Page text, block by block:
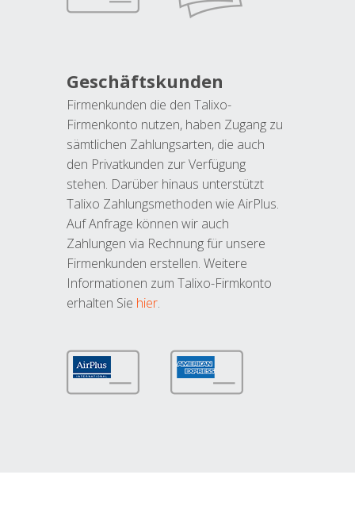
Geschäftskunden
Firmenkunden die den Talixo-
Firmenkonto nutzen, haben Zugang zu
sämtlichen Zahlungsarten, die auch
den Privatkunden zur Verfügung
stehen. Darüber hinaus unterstützt
Talixo Zahlungsmethoden wie AirPlus.
Auf Anfrage können wir auch
Zahlungen via Rechnung für unsere
Firmenkunden erstellen. Weitere
Informationen zum Talixo-Firmkonto
erhalten Sie hier.